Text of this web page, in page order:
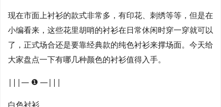
现在市面上衬衫的款式非常多，有印花、刺绣等等，但是在
小编看来，这些花里胡哨的衬衫在日常休闲时穿一穿就可以
了，正式场合还是要靠经典款的纯色衬衫来撑场面。今天给
大家盘点一下有哪几种颜色的衬衫值得入手。
|||— ❶ —|||
白色衬衫